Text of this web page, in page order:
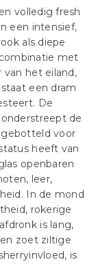
volledig fresh
een intensief,
als diepe
met
het eiland,
een dram
De
de
gebotteld voor
heeft van
openbaren
leer,
In de mond
rokerige
is lang,
zoet ziltige
is